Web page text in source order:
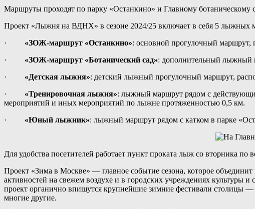
Маршруты проходят по парку «Останкино» и Главному
Проект «Лыжня на ВДНХ» в сезоне 2024/25 включает в себя 5 лыжных
· «ЗОЖ-маршрут «Останкино»: основной прогулочный маршрут,
· «ЗОЖ-маршрут «Ботанический сад»: дополнительный лыжный
· «Детская лыжня»: детский лыжный прогулочный маршрут,
· «Тренировочная лыжня»: лыжный маршрут рядом с
мероприятий и иных мероприятий по лыжне протяженностью 0,5 км.
· «Юный лыжник»: лыжный маршрут рядом с катком в парке
Для удобства посетителей работает пункт проката лыж со вторника
Проект «Зима в Москве» — главное событие сезона, которое
активностей на свежем воздухе и в городских учреждениях культуры
проект органично впишутся крупнейшие зимние фестивали столицы
многие другие.